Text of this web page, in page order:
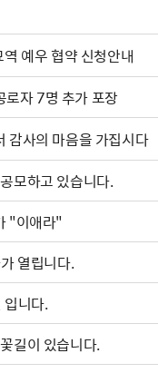
예우 협약 신청안내
자 7명 추가 포장
감사의 마음을 가집시다
모하고 있습니다.
"이애라"
열립니다.
니다.
길이 있습니다.